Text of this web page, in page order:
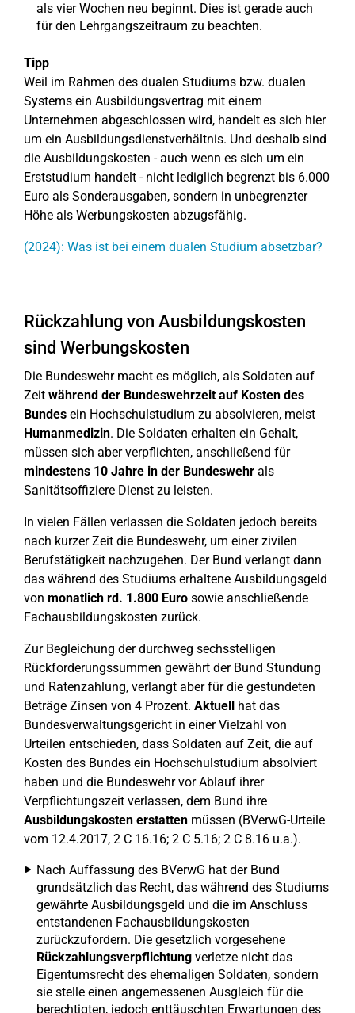
als vier Wochen neu beginnt. Dies ist gerade auch
für den Lehrgangszeitraum zu beachten.
Tipp
Weil im Rahmen des dualen Studiums bzw. dualen
Systems ein Ausbildungsvertrag mit einem
Unternehmen abgeschlossen wird, handelt es sich hier
um ein Ausbildungsdienstverhältnis. Und deshalb sind
die Ausbildungskosten - auch wenn es sich um ein
Erststudium handelt - nicht lediglich begrenzt bis 6.000
Euro als Sonderausgaben, sondern in unbegrenzter
Höhe als Werbungskosten abzugsfähig.
(2024): Was ist bei einem dualen Studium absetzbar?
Rückzahlung von Ausbildungskosten
sind Werbungskosten
Die Bundeswehr macht es möglich, als Soldaten auf
Zeit während der Bundeswehrzeit auf Kosten des
Bundes ein Hochschulstudium zu absolvieren, meist
Humanmedizin. Die Soldaten erhalten ein Gehalt,
müssen sich aber verpflichten, anschließend für
mindestens 10 Jahre in der Bundeswehr als
Sanitätsoffiziere Dienst zu leisten.
In vielen Fällen verlassen die Soldaten jedoch bereits
nach kurzer Zeit die Bundeswehr, um einer zivilen
Berufstätigkeit nachzugehen. Der Bund verlangt dann
das während des Studiums erhaltene Ausbildungsgeld
von monatlich rd. 1.800 Euro sowie anschließende
Fachausbildungskosten zurück.
Zur Begleichung der durchweg sechsstelligen
Rückforderungssummen gewährt der Bund Stundung
und Ratenzahlung, verlangt aber für die gestundeten
Beträge Zinsen von 4 Prozent. Aktuell hat das
Bundesverwaltungsgericht in einer Vielzahl von
Urteilen entschieden, dass Soldaten auf Zeit, die auf
Kosten des Bundes ein Hochschulstudium absolviert
haben und die Bundeswehr vor Ablauf ihrer
Verpflichtungszeit verlassen, dem Bund ihre
Ausbildungskosten erstatten müssen (BVerwG-Urteile
vom 12.4.2017, 2 C 16.16; 2 C 5.16; 2 C 8.16 u.a.).
Nach Auffassung des BVerwG hat der Bund
grundsätzlich das Recht, das während des Studiums
gewährte Ausbildungsgeld und die im Anschluss
entstandenen Fachausbildungskosten
zurückzufordern. Die gesetzlich vorgesehene
Rückzahlungsverpflichtung verletze nicht das
Eigentumsrecht des ehemaligen Soldaten, sondern
sie stelle einen angemessenen Ausgleich für die
berechtigten, jedoch enttäuschten Erwartungen des